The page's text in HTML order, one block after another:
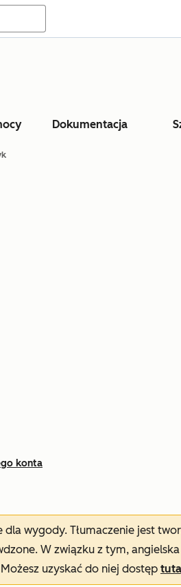
Dokumentacja
konta
dla wygody. Tłumaczenie jest
W związku z tym,
uzyskać do niej dostęp